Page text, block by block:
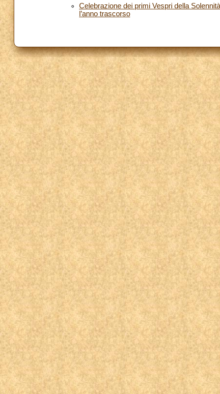
Celebrazione dei primi Vespri della
l’anno trascorso